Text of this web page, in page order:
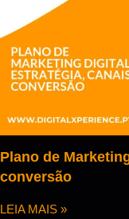
Plano de
conversão
LEIA MAIS »